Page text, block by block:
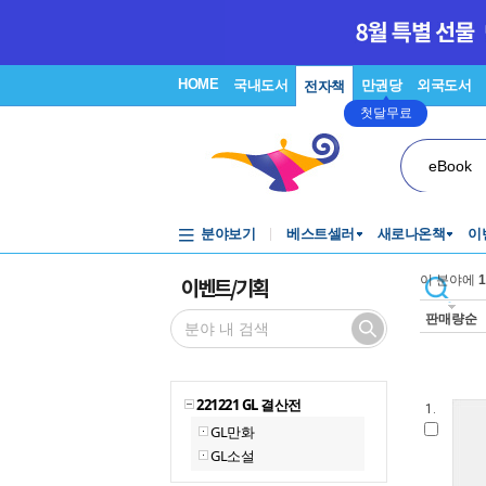
HOME 국내도서 전자책 만권당
첫달무료
외국도서
eBook
분야보기 베스트셀러 새로나온책 이
이벤트/기획
221221 GL 결산전
GL만화
GL소설
이 분야에
판매량순
1.